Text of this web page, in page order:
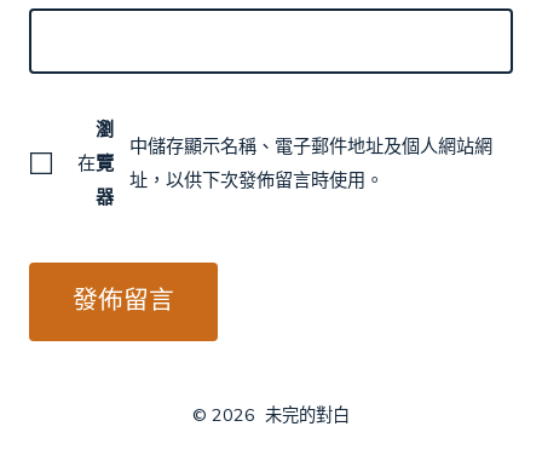
在
瀏
覽
器
中儲存顯示名稱、電子郵件地址及個人網站網
址，以供下次發佈留言時使用。
© 2026 未完的對白